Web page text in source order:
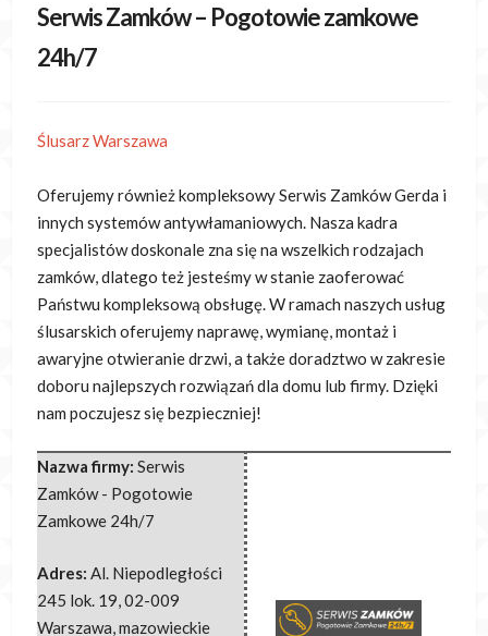
Serwis Zamków – Pogotowie zamkowe
24h/7
Ślusarz Warszawa
Oferujemy również kompleksowy Serwis Zamków Gerda i
innych systemów antywłamaniowych. Nasza kadra
specjalistów doskonale zna się na wszelkich rodzajach
zamków,dlatego też jesteśmy w stanie zaoferować
Państwu kompleksową obsługę. W ramach naszych usług
ślusarskich oferujemy naprawę, wymianę, montaż i
awaryjne otwieranie drzwi, a także doradztwo w zakresie
doboru najlepszych rozwiązań dla domu lub firmy. Dzięki
nam poczujesz się bezpieczniej!
Nazwa firmy: Serwis
Zamków - Pogotowie
Zamkowe 24h/7
Adres: Al. Niepodległości
245 lok. 19,02-009
Warszawa,mazowieckie